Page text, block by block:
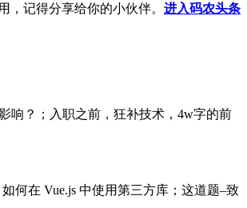
，记得分享给你的小伙伴。 进入码农头条
响？；入职之前，狂补技术，4w字的前
何在 Vue.js 中使用第三方库；这道题–致